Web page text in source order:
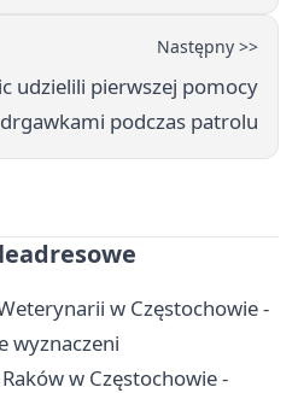
Następny >>
udzielili pierwszej pomocy
podczas patrolu
w Częstochowie -
wyznaczeni
w Częstochowie -